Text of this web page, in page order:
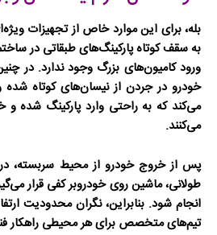
بله، برای این موارد خاص از تجهیزات
به سقف کوتاه پارکینگ‌های طبقاتی در
ورود کامیون‌های بزرگ وجود ندارد. در
خودرو در جردن از نیسان‌های کوتاه
می‌کند که به راحتی وارد پارکینگ شده و
می‌کنند.
پس از خروج خودرو از محیط سربسته،
طولانی، ماشین رویخودروبر کفی قرار
انجام شود. بنابراین، نگران محدودیت
تیم‌های متخصص برای هر محیطی راهکار